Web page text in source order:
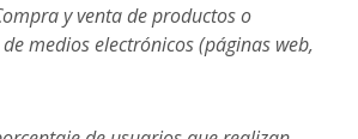
y venta de productos o
medios electrónicos (páginas web,